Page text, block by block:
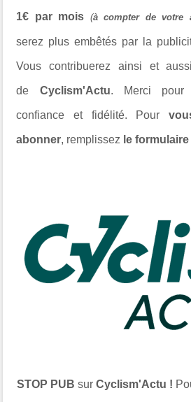
1€ par mois (à compter de votre
serez plus embêtés par la
Vous contribuerez ainsi et
de Cyclism'Actu. Merci pour
confiance et fidélité. Pour
abonner, remplissez le
STOP PUB sur Cyclism'Actu !